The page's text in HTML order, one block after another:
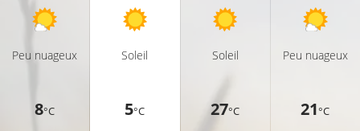
Peu nuageux
8°C
Soleil
5°C
Soleil
27°C
Peu nuageux
21°C